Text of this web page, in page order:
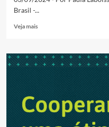
Brasil -...
Veja maisRead
Procedimentos
estéticos
causar
complicações